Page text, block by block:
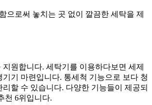
으로써 놓치는 곳 없이 깔끔한 세탁을 제
원합니다. 세탁기를 이용하다보면 세제
기기 마련입니다. 통세척 기능으로 보다 청
할 수 있습니다. 다양한 기능들이 제공되
천 6위입니다.